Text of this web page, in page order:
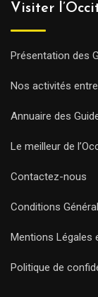
Visiter
Présentation des
Nos activités
Annuaire des
Le meilleur de
Contactez-nous
Conditions
Mentions Légales
Politique de